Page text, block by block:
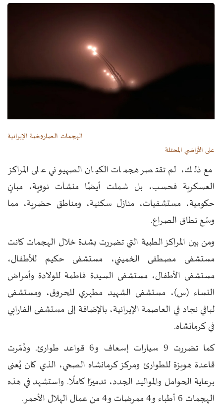
الهجمات الصاروخية الإيرانية
على الأراضي المحتلة
مع ذلك، لم تقتصر هجمات الكيان الصهيوني على المراكز
العسكرية فحسب، بل شملت أيضًا منشآت نووية، مبانٍ
حكومية، مستشفيات، منازل سكنية، ومناطق حضرية، مما
وسّع نطاق الصراع.
ومن بين المراكز الطبية التي تضررت بشدة خلال الهجمات كانت
مستشفى مصطفى الخميني، مستشفى حكيم للأطفال،
مستشفى الأطفال، مستشفى السيدة فاطمة للولادة وأمراض
النساء (س)، مستشفى الشهيد مطهري للحروق، ومستشفى
لبافي نجاد في العاصمة الإيرانية، بالإضافة إلى مستشفى الفارابي
في كرمانشاه.
كما تضررت 9 سيارات إسعاف و6 قواعد طوارئ. ودُمّرت
قاعدة هويزة للطوارئ ومركز كرمانشاه الصحي، الذي كان يُعنى
برعاية الحوامل والمواليد الجدد، تدميرًا كاملًا. واستشهد في هذه
الهجمات 6 أطباء و4 ممرضات و4 من عمال الهلال الأحمر.